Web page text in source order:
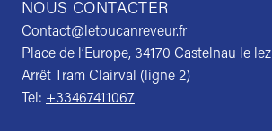
NOUS CONTACTER
Contact@letoucanreveur.fr
Place de l’Europe, 34170 Castelnau le lez
Arrêt Tram Clairval (ligne 2)
Tel: +33467411067